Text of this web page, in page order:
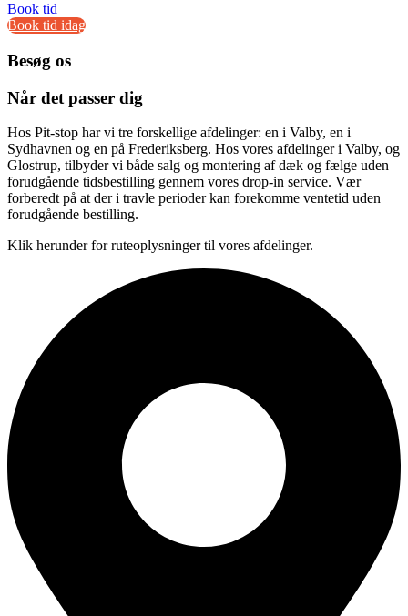
Book tid
Book tid idag
Besøg os
Når det passer dig
Hos Pit-stop har vi tre forskellige afdelinger: en i Valby, en i
Sydhavnen og en på Frederiksberg. Hos vores afdelinger i Valby, og
Glostrup, tilbyder vi både salg og montering af dæk og fælge uden
forudgående tidsbestilling gennem vores drop-in service. Vær
forberedt på at der i travle perioder kan forekomme ventetid uden
forudgående bestilling.
Klik herunder for ruteoplysninger til vores afdelinger.